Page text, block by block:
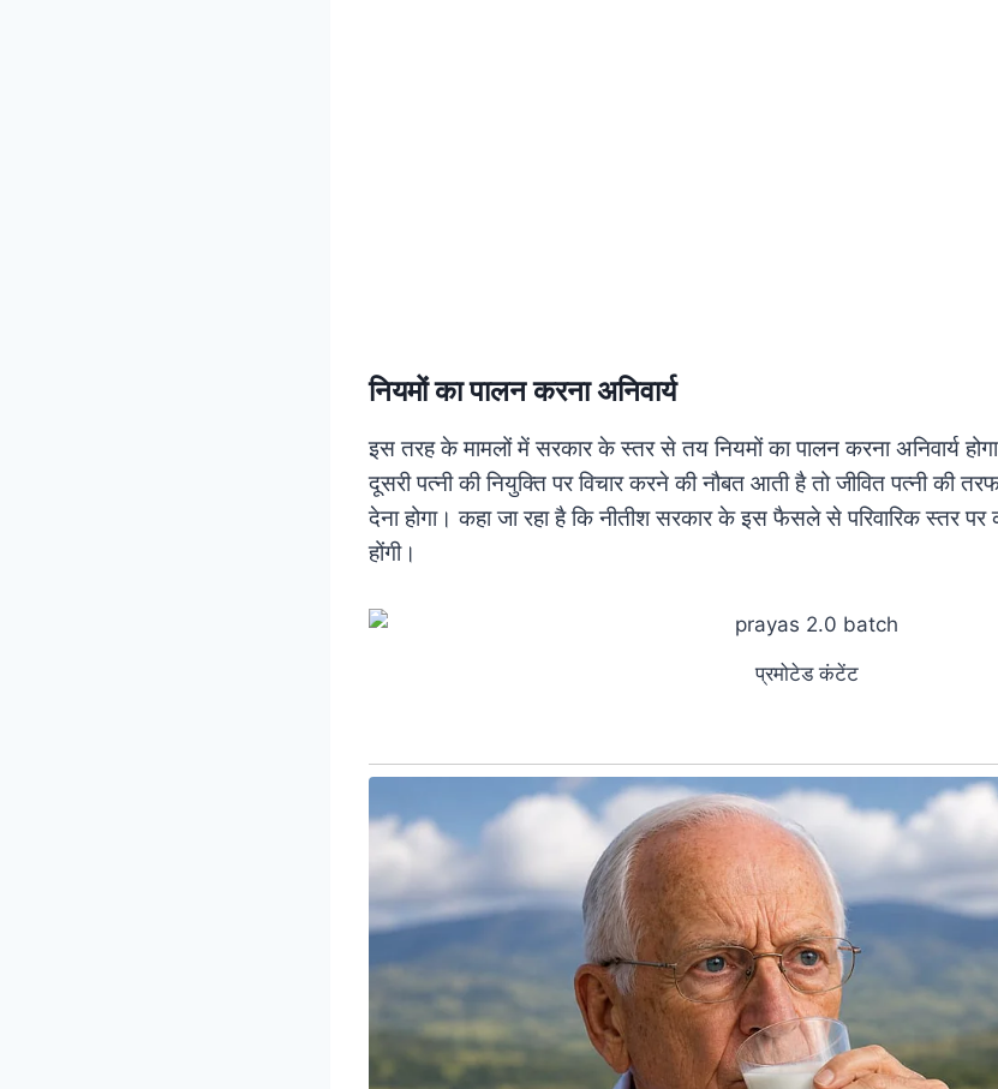
नियमों का पालन करना अनिवार्य
इस तरह के मामलों में सरकार के स्तर से तय नियमों का पालन करना अनिवार्य
दूसरी पत्नी की नियुक्ति पर विचार करने की नौबत आती है तो जीवित पत्नी की
देना होगा। कहा जा रहा है कि नीतीश सरकार के इस फैसले से परिवारिक स्तर पर
होंगी।
प्रमोटेड कंटेंट